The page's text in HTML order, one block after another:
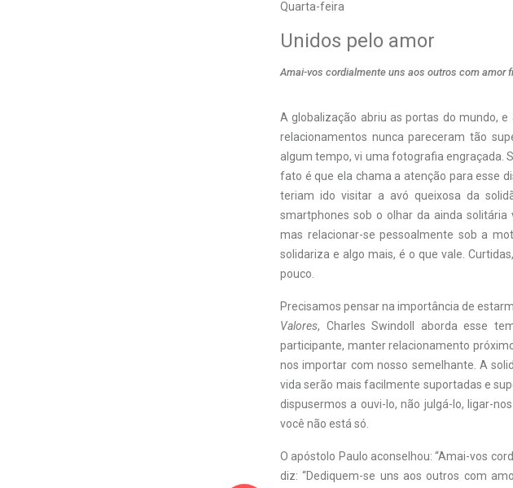
Quarta-feira
Unidos pelo amor
Amai-vos cordialmente uns aos outros com amor
A globalização abriu as portas do mundo,
relacionamentos nunca pareceram tão
algum tempo, vi uma fotografia engraçada.
fato é que ela chama a atenção para esse
teriam ido visitar a avó queixosa da
smartphones sob o olhar da ainda
mas relacionar-se pessoalmente sob a
solidariza e algo mais, é o que vale.
pouco.
Precisamos pensar na importância de
Valores, Charles Swindoll aborda esse
participante, manter relacionamento
nos importar com nosso semelhante. A
vida serão mais facilmente suportadas e
dispusermos a ouvi-lo, não julgá-lo, ligar-
você não está só.
O apóstolo Paulo aconselhou: “Amai-vos
diz: “Dediquem-se uns aos outros com